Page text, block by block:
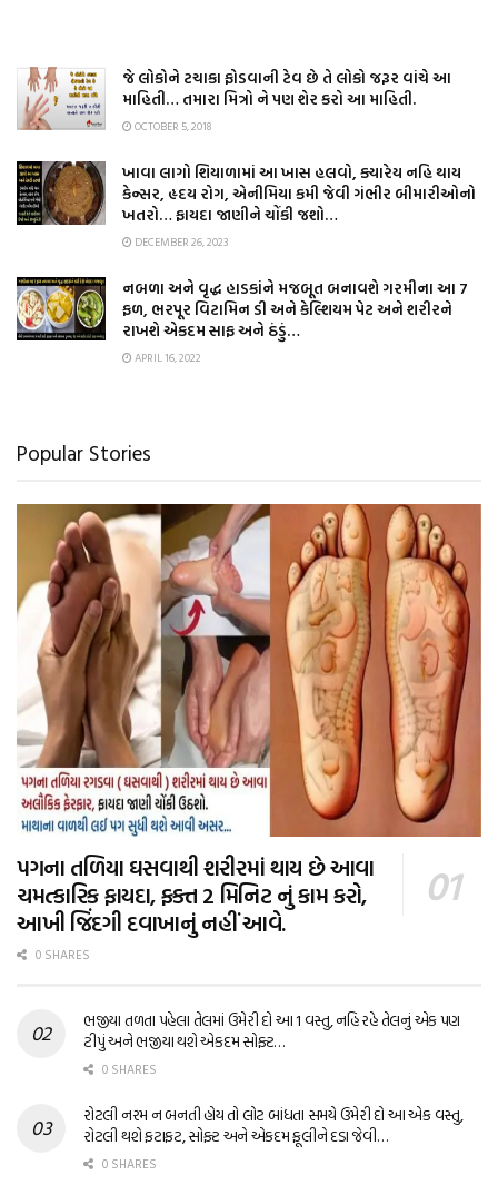
જે લોકોને ટચાકા ફોડવાની ટેવ છે તે લોકો જરૂર વાંચે આ
માહિતી… તમારા મિત્રો ને પણ શેર કરો આ માહિતી.
OCTOBER 5, 2018
ખાવા લાગો શિયાળામાં આ ખાસ હલવો, ક્યારેય નહિ થાય
કેન્સર, હૃદય રોગ, એનીમિયા કમી જેવી ગંભીર બીમારીઓનો
ખતરો… ફાયદા જાણીને ચોંકી જશો…
DECEMBER 26, 2023
નબળા અને વૃદ્ધ હાડકાંને મજબૂત બનાવશે ગરમીના આ 7
ફળ, ભરપૂર વિટામિન ડી અને કેલ્શિયમ પેટ અને શરીરને
રાખશે એકદમ સાફ અને ઠંડું…
APRIL 16, 2022
Popular Stories
પગના તળિયા ઘસવાથી શરીરમાં થાય છે આવા
ચમત્કારિક ફાયદા, ફક્ત 2 મિનિટ નું કામ કરો,
આખી જિંદગી દવાખાનું નહીં આવે.
0 SHARES
ભજીયા તળતા પહેલા તેલમાં ઉમેરી દો આ 1 વસ્તુ, નહિ રહે તેલનું એક પણ
ટીપું અને ભજીયા થશે એકદમ સોફ્ટ…
0 SHARES
રોટલી નરમ ન બનતી હોય તો લોટ બાંધતા સમયે ઉમેરી દો આ એક વસ્તુ,
રોટલી થશે ફટાફટ, સોફ્ટ અને એકદમ ફૂલીને દડા જેવી…
0 SHARES